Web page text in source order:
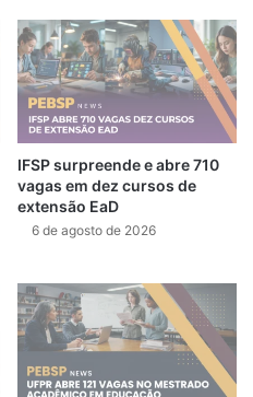
IFSP surpreende e abre 710
vagas em dez cursos de
extensão EaD
6 de agosto de 2026